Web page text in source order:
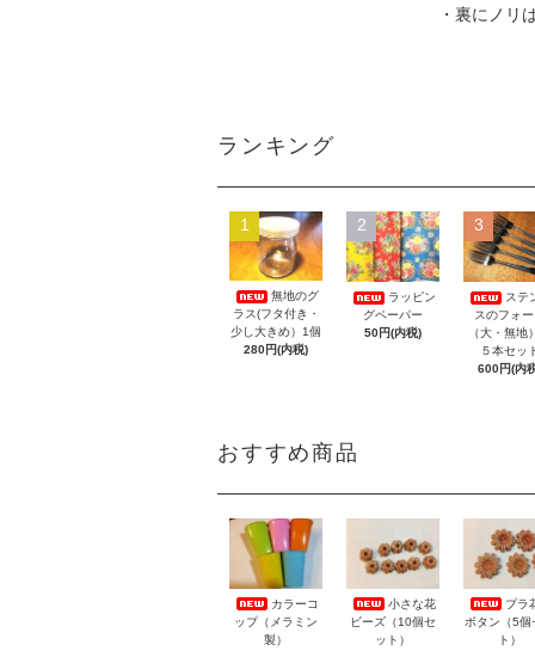
・裏にノリ
ランキング
1
無地のグ
ラス(フタ付き・
少し大きめ）1個
280円(内税)
2
ラッピン
グペーパー
50円(内税)
3
ステ
スのフォ
（大・無
５本セッ
600円(内
おすすめ商品
カラーコ
ップ（メラミン
製）
小さな花
ビーズ（10個セ
ット）
プラ
ボタン（5個
ト）